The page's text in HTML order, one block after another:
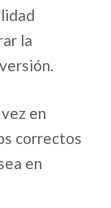
la
en
correctos
en